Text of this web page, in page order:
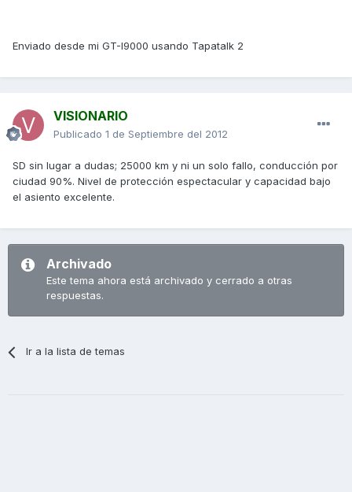
Enviado desde mi GT-I9000 usando Tapatalk 2
VISIONARIO
Publicado 1 de Septiembre del 2012
SD sin lugar a dudas; 25000 km y ni un solo fallo, conducción por
ciudad 90%. Nivel de protección espectacular y capacidad bajo
el asiento excelente.
Archivado
Este tema ahora está archivado y cerrado a otras
respuestas.
Ir a la lista de temas